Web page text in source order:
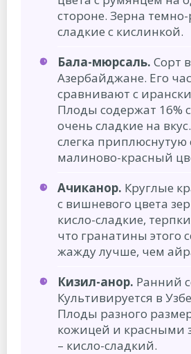
стороне. Зерна
сладкие с кислинкой.
Бала-мюрсаль. Сорт
Азербайджане. Его
сравнивают с
Плоды содержат 16%
очень сладкие на
слегка
малиново-красный
Ачиканор. Круглые
с вишневого цвета
кисло-сладкие,
что гранатины этого
жажду лучше, чем
Кизил-анор. Ранний
Культивируется в
Плоды разного
кожицей и красными
– кисло-сладкий.